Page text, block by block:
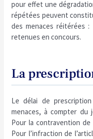
pour effet une
répétées peuvent
des menaces réitérées
retenues en concours.
La
Le délai de
menaces, à compter du
Pour la contravention de
Pour l’infraction de